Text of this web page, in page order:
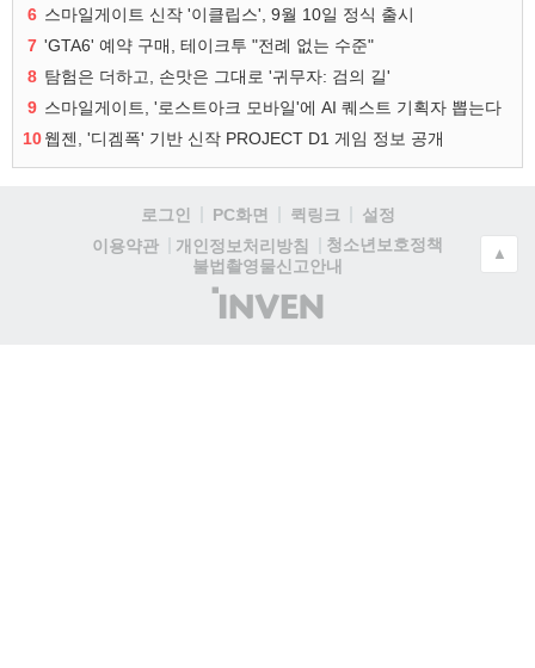
6 스마일게이트 신작 '이클립스', 9월 10일 정식 출시
7 'GTA6' 예약 구매, 테이크투 "전례 없는 수준"
8 탐험은 더하고, 손맛은 그대로 '귀무자: 검의 길'
9 스마일게이트, '로스트아크 모바일'에 AI 퀘스트 기획자 뽑는다
10웹젠, '디겜폭' 기반 신작 PROJECT D1 게임 정보 공개
로그인 PC화면 퀵링크
설정
이용약관
개인정보처리방침
청소년보호정책
불법촬영물신고안내
(주)
인
▲